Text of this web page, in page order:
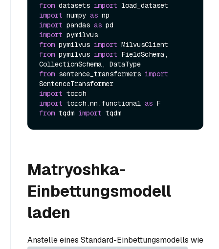
from datasets import
import numpy as
import pandas as
import
from pymilvus import
from pymilvus import FieldSchema,
from sentence_transformers import
import
import torch.nn.functional as
from tqdm import
Matryoshka-
Einbettungsmodell
laden
Anstelle eines Standard-Einbettungsmodells wie